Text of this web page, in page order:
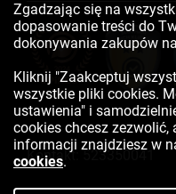
Kontakt:523350041
Zgadzając się na
dopasowanie treści do
dokonywania zakupów
Kliknij "Zaakceptuj
wszystkie pliki cookies.
ustawienia" i
cookies chcesz zezwolić,
informacji znajdziesz w
cookies.